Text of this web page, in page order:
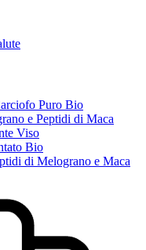
Puro Bio
e Peptidi di Maca
Viso
Bio
di Melograno e Maca